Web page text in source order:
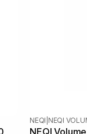
NEQI NEQI
NEQI